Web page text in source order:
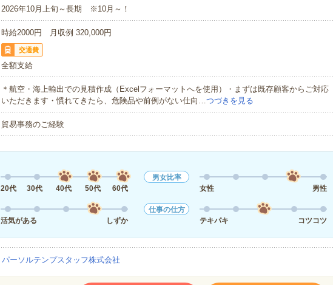
2026年10月上旬～長期 ※10月～！
時給2000円 月収例 320,000円
交通費
全額支給
＊航空・海上輸出での見積作成（Excelフォーマットへを使用）・まずは既存顧客からご対応
いただきます・慣れてきたら、危険品や前例がない仕向…つづきを見る
貿易事務のご経験
20代
30代 40代 50代 60代
男女比率
女性
男性
活気がある
しずか
仕事の仕方
テキパキ
コツコツ
パーソルテンプスタッフ株式会社